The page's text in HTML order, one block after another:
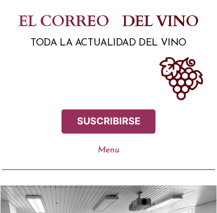
contenido
EL CORREO DEL VINO
TODA LA ACTUALIDAD DEL VINO
SUSCRIBIRSE